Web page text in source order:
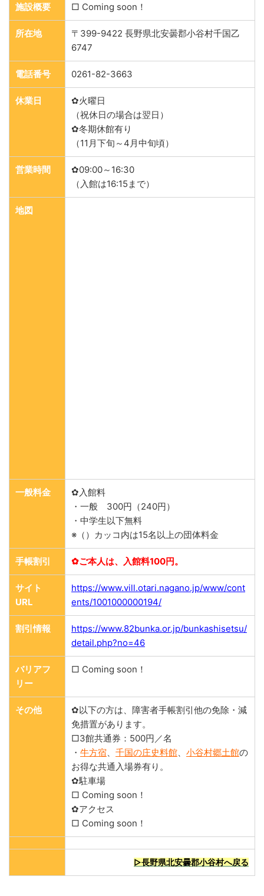
施設概要 □ Coming soon！
所在地
〒399-9422 長野県北安曇郡小谷村千国乙
6747
電話番号 0261-82-3663
休業日
✿火曜日
（祝休日の場合は翌日）
✿冬期休館有り
（11月下旬～4月中旬頃）
営業時間
✿09:00～16:30
（入館は16:15まで）
地図
一般料金
✿入館料
・一般 300円（240円）
・中学生以下無料
※（）カッコ内は15名以上の団体料金
手帳割引 ✿ご本人は、入館料100円。
サイト
URL
https://www.vill.otari.nagano.jp/www/cont
ents/1001000000194/
割引情報
https://www.82bunka.or.jp/bunkashisetsu/
detail.php?no=46
バリアフ
リー
□ Coming soon！
その他
✿以下の方は、障害者手帳割引他の免除・減
免措置があります。
□3館共通券：500円／名
・ 牛方宿 千国の庄史料館 小谷村郷土館の
お得な共通入場券有り。
✿駐車場
□ Coming soon！
✿アクセス
□ Coming soon！
▷長野県北安曇郡小谷村へ戻る